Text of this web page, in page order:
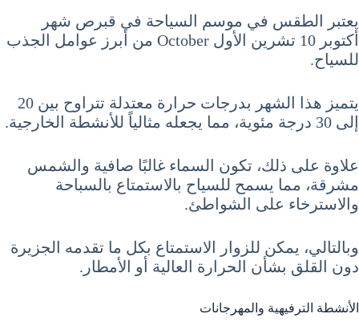
يعتبر الطقس في موسم السياحة في قبرص شهر
أكتوبر 10 تشرين الأول October من أبرز عوامل الجذب
للسياح.
يتميز هذا الشهر بدرجات حرارة معتدلة تتراوح بين 20
إلى 30 درجة مئوية، مما يجعله مثالياً للأنشطة الخارجية.
علاوة على ذلك، تكون السماء غالبًا صافية والشمس
مشرقة، مما يسمح للسياح بالاستمتاع بالسباحة
والاسترخاء على الشواطئ.
وبالتالي، يمكن للزوار الاستمتاع بكل ما تقدمه الجزيرة
دون القلق بشأن الحرارة العالية أو الأمطار.
الأنشطة الترفيهية والمهرجانات